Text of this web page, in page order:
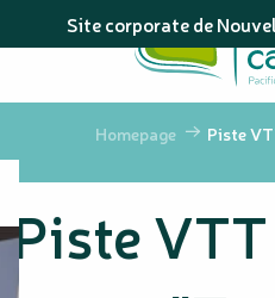
au
principal
Site corporate de
Homepage Piste
Piste VTT